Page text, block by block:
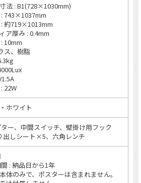
法 : B1(728×1030mm)
743×1037mm
約719×1013mm
ア厚み : 0.4mm
10mm
ス、樹脂
22W
ホワイト
ー、中間スイッチ、壁掛け用フック
出しシート×5、六角レンチ
: 納品日から1年
体のみで、ポスターは含まれません。